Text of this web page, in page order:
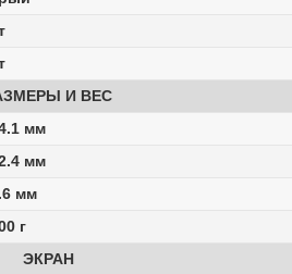
И ВЕС
мм
мм
мм
г
ЭКРАН